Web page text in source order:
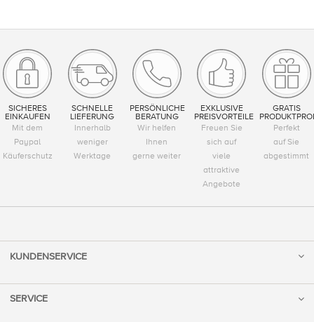
SICHERES
EINKAUFEN
Mit dem
Paypal
Käuferschutz
SCHNELLE
LIEFERUNG
Innerhalb
weniger
Werktage
PERSÖNLICHE
BERATUNG
Wir helfen
Ihnen
gerne weiter
EXKLUSIVE
PREISVORTEILE
Freuen Sie
sich auf
viele
attraktive
Angebote
GRATIS
Perfekt
auf Sie
abgestimmt
KUNDENSERVICE
SERVICE